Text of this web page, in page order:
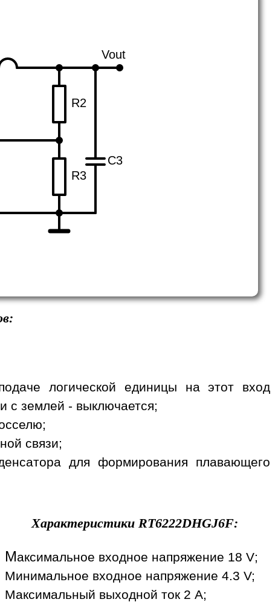
C3
R2
R3
Vout
логической единицы на этот вход
с землей - выключается;
связи;
для формирования плавающего
Характеристики RT6222DHGJ6F:
Максимальное входное напряжение 18 V;
Минимальное входное напряжение 4.3 V;
Максимальный выходной ток 2 A;